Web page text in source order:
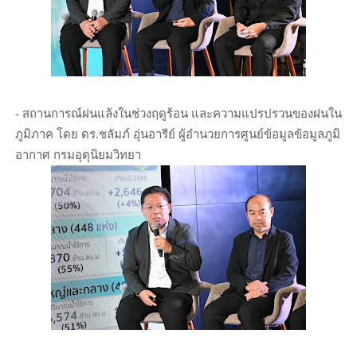
- สถานการณ์ฝนแล้งในช่วงฤดูร้อน และความแปรปรวนของฝนใน
ภูมิภาค โดย ดร.ชลัมภ์ อุ่นอารีย์ ผู้อำนวยการศูนย์ข้อมูลข้อมูลภูมิ
อากาศ กรมอุตุนิยมวิทยา